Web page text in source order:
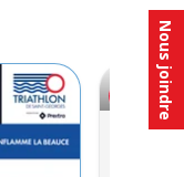
Nous joindre